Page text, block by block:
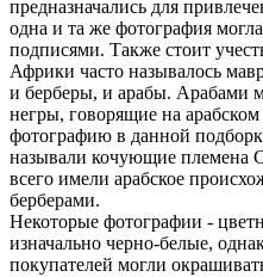
предназначались для
одна и та же фотография
подписями. Также стоит
Африки часто называлось
и берберы, и арабы. Арабами
негры, говорящие на
фотографию в данной
называли кочующие племена
всего имели арабское
берберами.
Некоторые фотографии -
изначально черно-белые,
покупателей могли